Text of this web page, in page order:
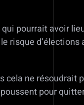
pourrait avoir
risque d’élections
cela ne résoudrait
pour quitter